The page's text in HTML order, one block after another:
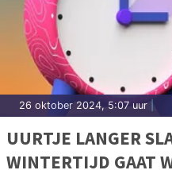
26 oktober 2024, 5:07 uur
UURTJE LANGER
WINTERTIJD GAAT